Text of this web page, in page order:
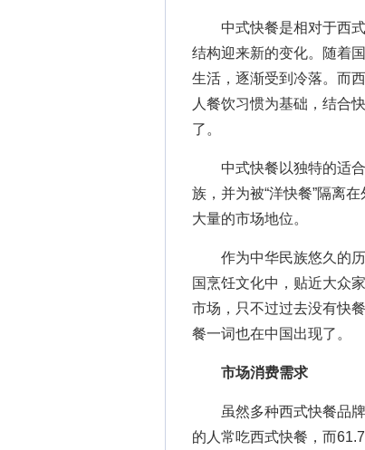
中式快餐是相对于西式
结构迎来新的变化。随着
生活，逐渐受到冷落。而
人餐饮习惯为基础，结合
了。
中式快餐以独特的适合
族，并为被“洋快餐”隔离
大量的市场地位。
作为中华民族悠久的历
国烹饪文化中，贴近大众
市场，只不过过去没有快
餐一词也在中国出现了。
市场消费需求
虽然多种西式快餐品牌
的人常吃西式快餐，而